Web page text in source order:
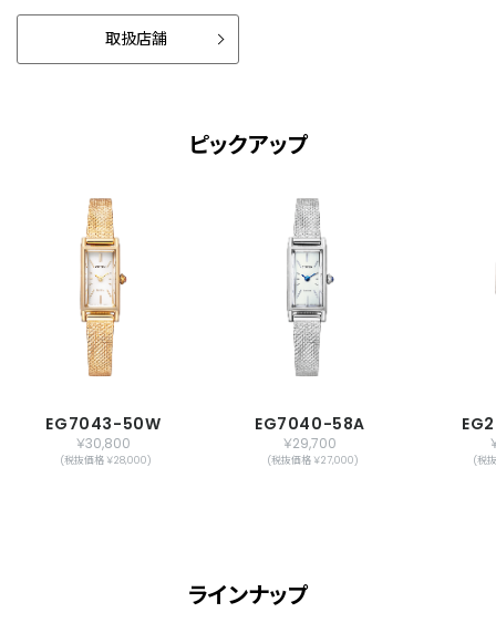
取扱店舗
ピックアップ
EG7043-50W
￥30,800
(税抜価格 ￥28,000)
EG7040-58A
￥29,700
(税抜価格 ￥27,000) (税
ラインナップ